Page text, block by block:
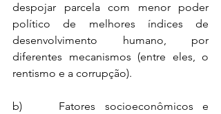
despojar parcela com menor poder
político de melhores índices de
desenvolvimento humano, por
diferentes mecanismos (entre eles, o
rentismo e a corrupção).
b)    Fatores socioeconômicos e